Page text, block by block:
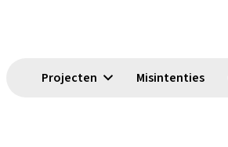
Projecten Misintenties